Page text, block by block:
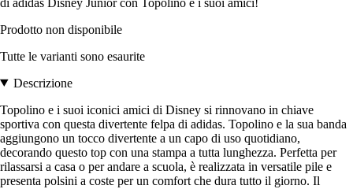
Prodotto non disponibile
Tutte le varianti sono esaurite
Descrizione
Topolino e i suoi iconici amici di Disney si rinnovano in chiave
sportiva con questa divertente felpa di adidas. Topolino e la sua banda
aggiungono un tocco divertente a un capo di uso quotidiano,
decorando questo top con una stampa a tutta lunghezza. Perfetta per
rilassarsi a casa o per andare a scuola, è realizzata in versatile pile e
presenta polsini a coste per un comfort che dura tutto il giorno. Il